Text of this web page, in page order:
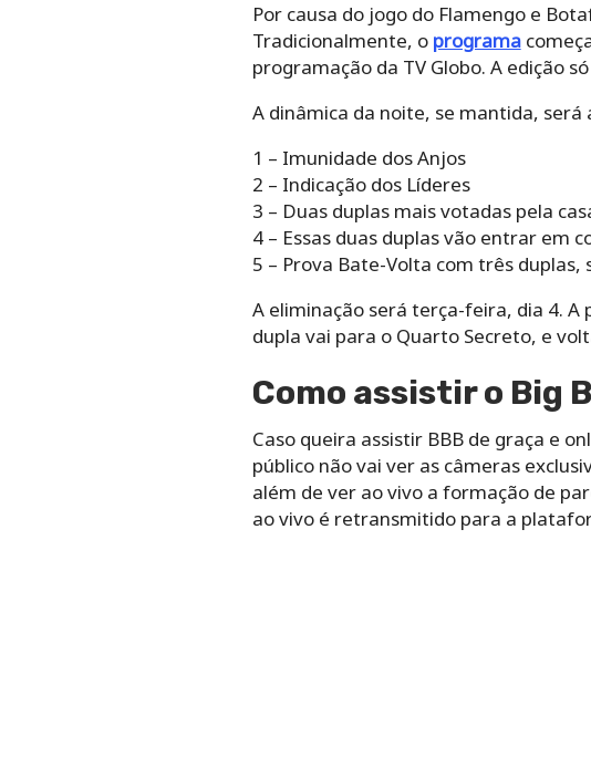
Por causa do jogo do Flamengo e
Tradicionalmente, o programa
programação da TV Globo. A edição
A dinâmica da noite, se mantida, será
1 – Imunidade dos Anjos
2 – Indicação dos Líderes
3 – Duas duplas mais votadas pela
4 – Essas duas duplas vão entrar em
5 – Prova Bate-Volta com três duplas,
A eliminação será terça-feira, dia 4.
dupla vai para o Quarto Secreto, e
Como assistir o Big
Caso queira assistir BBB de graça e
público não vai ver as câmeras
além de ver ao vivo a formação de
ao vivo é retransmitido para a